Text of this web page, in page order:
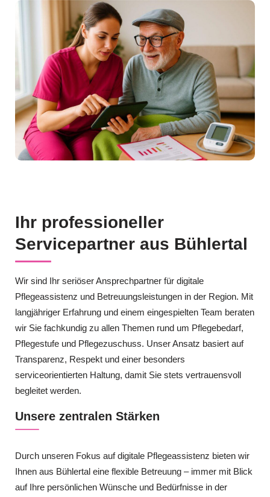
Ihr professioneller
Servicepartner aus Bühlertal
Wir sind Ihr seriöser Ansprechpartner für digitale
Pflegeassistenz und Betreuungsleistungen in der Region. Mit
langjähriger Erfahrung und einem eingespielten Team beraten
wir Sie fachkundig zu allen Themen rund um Pflegebedarf,
Pflegestufe und Pflegezuschuss. Unser Ansatz basiert auf
Transparenz, Respekt und einer besonders
serviceorientierten Haltung, damit Sie stets vertrauensvoll
begleitet werden.
Unsere zentralen Stärken
Durch unseren Fokus auf digitale Pflegeassistenz bieten wir
Ihnen aus Bühlertal eine flexible Betreuung – immer mit Blick
auf Ihre persönlichen Wünsche und Bedürfnisse in der